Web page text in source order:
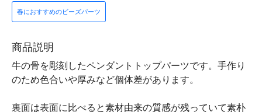
春におすすめのビーズパーツ
商品説明
牛の骨を彫刻したペンダントトップパーツです。手作り
のため色合いや厚みなど個体差があります。
裏面は表面に比べると素材由来の質感が残っていて素朴